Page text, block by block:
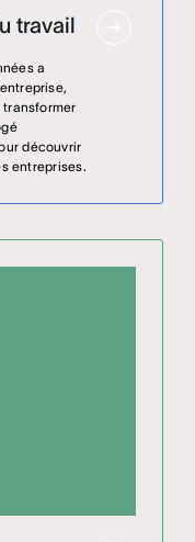
travail
a
découvrir
entreprises.